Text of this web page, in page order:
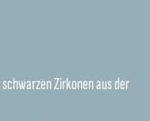
Zirkonen aus der